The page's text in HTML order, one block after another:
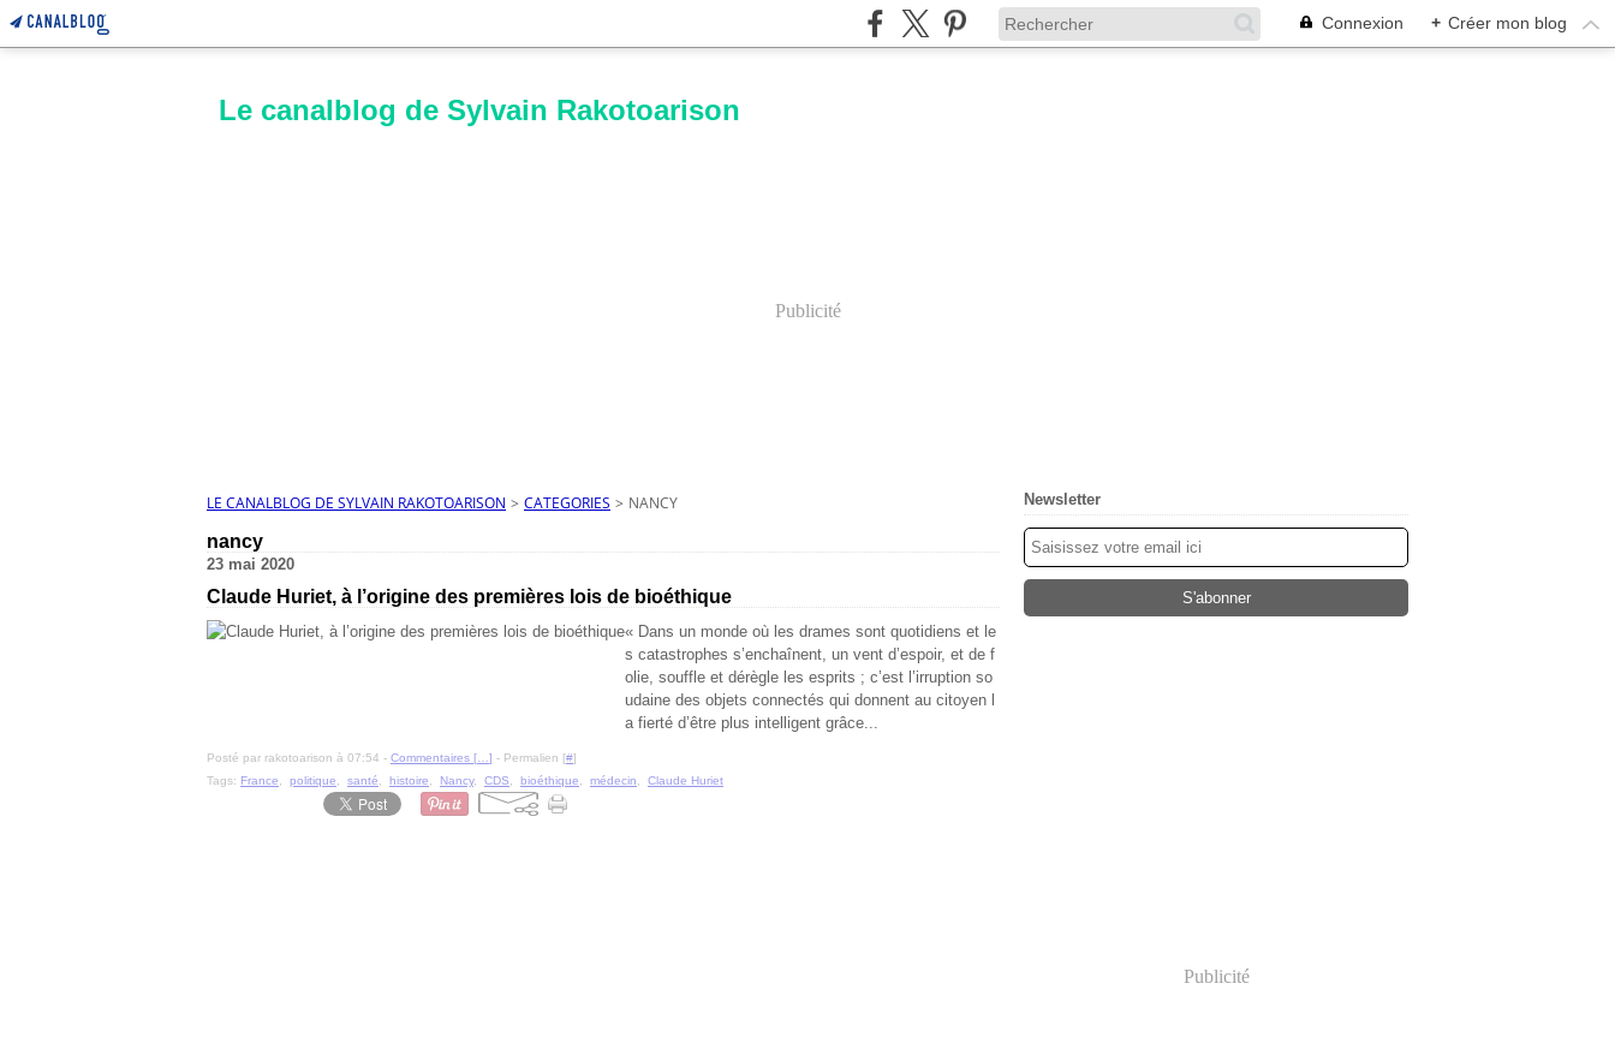
Connexion + Créer mon blog
Le canalblog de Sylvain Rakotoarison
Publicité
LE CANALBLOG DE SYLVAIN RAKOTOARISON > CATEGORIES > NANCY
nancy
23 mai 2020
Claude Huriet, à l’origine des premières lois de bioéthique
« Dans un monde où les drames sont quotidiens et le
s catastrophes s’enchaînent, un vent d’espoir, et de f
olie, souffle et dérègle les esprits ; c’est l’irruption so
udaine des objets connectés qui donnent au citoyen l
a fierté d’être plus intelligent grâce...
Posté par rakotoarison à 07:54 - Commentaires [ ] - Permalien [#]
Tags: France politique santé histoire Nancy, CDS bioéthique médecin Claude Huriet
Newsletter
Publicité